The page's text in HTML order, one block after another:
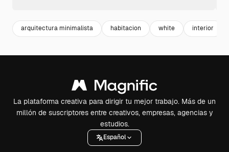
arquitectura minimalista habitacion white interior
La plataforma creativa para dirigir tu mejor trabajo. Más de un
millón de suscriptores entre creativos, empresas, agencias y
estudios.
Español